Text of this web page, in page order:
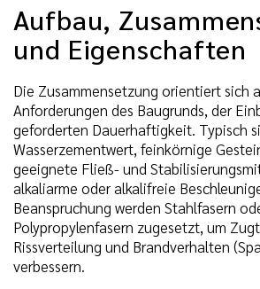
Aufbau,
und Eigenschaften
Die Zusammensetzung orientiert sich
Anforderungen des Baugrunds, der
geforderten Dauerhaftigkeit. Typisch
Wasserzementwert, feinkörnige
geeignete Fließ- und
alkaliarme oder alkalifreie
Beanspruchung werden Stahlfasern
Polypropylenfasern zugesetzt, um
Rissverteilung und Brandverhalten
verbessern.